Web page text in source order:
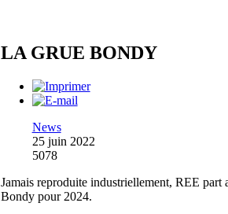
LA GRUE BONDY
News
25 juin 2022
5078
Jamais reproduite industriellement, REE part
Bondy pour 2024.